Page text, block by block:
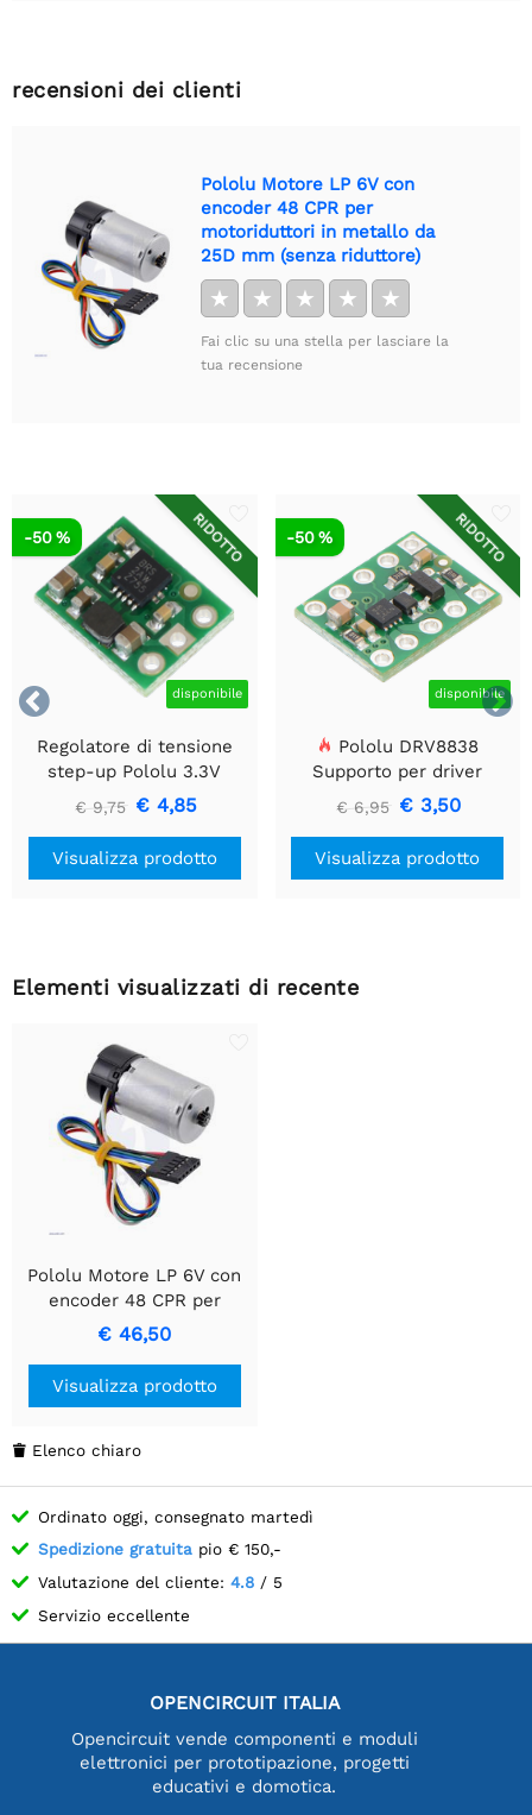
recensioni dei clienti
Pololu Motore LP 6V con
encoder 48 CPR per
motoriduttori in metallo da
25D mm (senza riduttore)
★ ★ ★ ★ ★
Fai clic su una stella per lasciare la
tua recensione


RIDOTTO
disponibile
-50 %
Regolatore di tensione
step-up Pololu 3.3V
U1V10F3
€ 9,75 € 4,85
Visualizza prodotto
RIDOTTO
disponibile
-50 %
Pololu DRV8838
Supporto per driver
motore CC a spazzola
singola
€ 6,95 € 3,50
Visualizza prodotto
Elementi visualizzati di recente
Pololu Motore LP 6V con
encoder 48 CPR per
motoriduttori in metallo
da 25D mm (senza
riduttore)
€ 46,50
Visualizza prodotto
 Elenco chiaro
Ordinato oggi, consegnato martedì
Spedizione gratuita pio € 150,-
Valutazione del cliente: 4.8 / 5
Servizio eccellente
OPENCIRCUIT ITALIA
Opencircuit vende componenti e moduli
elettronici per prototipazione, progetti
educativi e domotica.